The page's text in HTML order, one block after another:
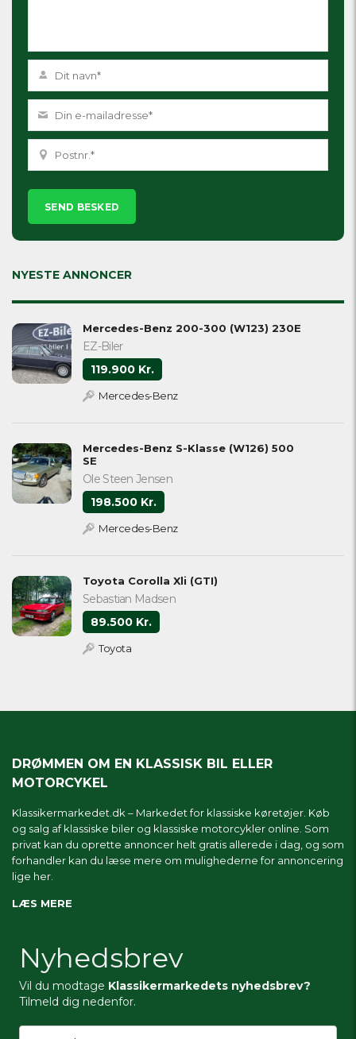
Please
leave
empty.
NYESTE ANNONCER
Mercedes-Benz 200-300 (W123) 230E
EZ-Biler
119.900 Kr.
Mercedes-Benz
Mercedes-Benz S-Klasse (W126) 500
SE
Ole Steen Jensen
198.500 Kr.
Mercedes-Benz
Toyota Corolla Xli (GTI)
Sebastian Madsen
89.500 Kr.
Toyota
DRØMMEN OM EN KLASSISK BIL ELLER
MOTORCYKEL
Klassikermarkedet.dk – Markedet for klassiske køretøjer. Køb
og salg af klassiske biler og klassiske motorcykler online. Som
privat kan du oprette annoncer helt gratis allerede i dag, og som
forhandler kan du læse mere om mulighederne for annoncering
lige her.
LÆS MERE
Nyhedsbrev
Vil du modtage Klassikermarkedets nyhedsbrev?
Tilmeld dig nedenfor.